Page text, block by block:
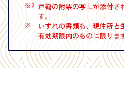
※2 戸籍の附票の写しが添付さ
す。
※
いずれの書類も、現住所と
有効期限内のものに限りま